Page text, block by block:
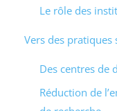
Le rôle des
Vers des
Des centres de
Réduction de